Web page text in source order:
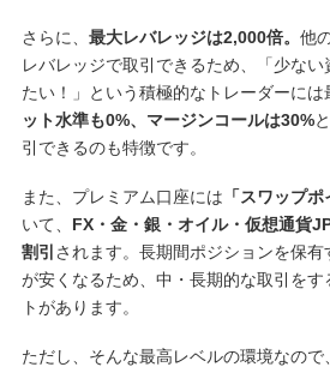
さらに、 最大レバレッジは2,000倍。 他
レバレッジで取引できるため、「少な
たい！」という積極的なトレーダーには
ット水準も0%、マージンコールは30%
引できるのも特徴です。
また、プレミアム口座には 「スワップ
いて、 FX・金・銀・オイル・仮想通貨
割引 されます。長期間ポジションを保有
が安くなるため、中・長期的な取引をす
トがあります。
ただし、そんな最高レベルの環境なので、